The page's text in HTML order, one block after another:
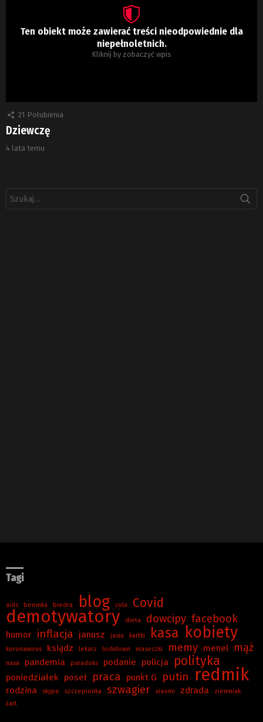
Ten obiekt może zawierać treści nieodpowiednie dla
niepełnoletnich.
Kliknij by zobaczyć wpis
21 Polubienia
Dziewczę
4 lata temu
Tagi
aids beemka biedra blog cola Covid
demotywatory dieta dowcipy facebook
humor inflacja janusz jasiu kartki kasa kobiety
koronawirus ksiądz lekarz lockdown maseczki memy menel mąż
nasa pandemia paradoks podanie policja polityka
poniedziałek poseł praca punkt G putin redmik
rodzina skype szczepionka szwagier xiaomi zdrada
ziemniak
żart